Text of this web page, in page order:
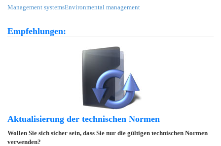
Management systemsEnvironmental management
Empfehlungen:
Aktualisierung der technischen Normen
Wollen Sie sich sicher sein, dass Sie nur die gültigen technischen Normen
verwenden?